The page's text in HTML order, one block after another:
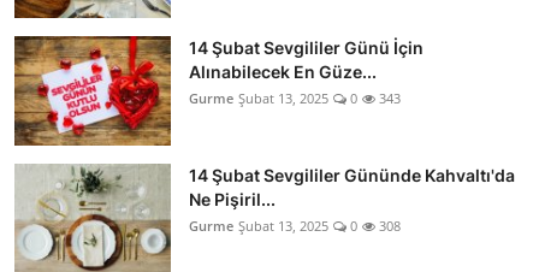
14 Şubat Sevgililer Günü İçin
Alınabilecek En Güze...
Gurme Şubat 13, 2025 0 343
14 Şubat Sevgililer Gününde Kahvaltı'da
Ne Pişiril...
Gurme Şubat 13, 2025 0 308